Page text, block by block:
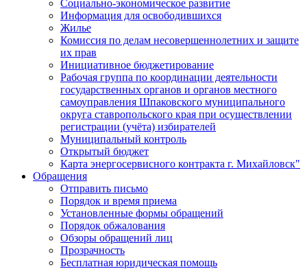
Социально-экономическое развитие
Информация для освободившихся
Жилье
Комиссия по делам несовершеннолетних и защите
их прав
Инициативное бюджетирование
Рабочая группа по координации деятельности
государственных органов и органов местного
самоуправления Шпаковского муниципального
округа ставропольского края при осуществлении
регистрации (учёта) избирателей
Муниципальный контроль
Открытый бюджет
Карта энергосервисного контракта г. Михайловск"
Обращения
Отправить письмо
Порядок и время приема
Установленные формы обращений
Порядок обжалования
Обзоры обращений лиц
Прозрачность
Бесплатная юридическая помощь